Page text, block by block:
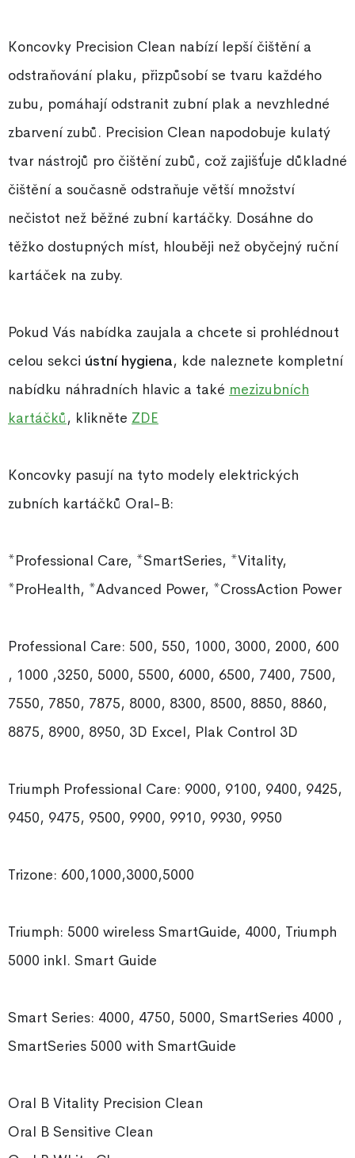
Koncovky Precision Clean nabízí lepší čištění a
odstraňování plaku, přizpůsobí se tvaru každého
zubu, pomáhají odstranit zubní plak a nevzhledné
zbarvení zubů. Precision Clean napodobuje kulatý
tvar nástrojů pro čištění zubů, což zajišťuje důkladné
čištění a současně odstraňuje větší množství
nečistot než běžné zubní kartáčky. Dosáhne do
těžko dostupných míst, hlouběji než obyčejný ruční
kartáček na zuby.
Pokud Vás nabídka zaujala a chcete si prohlédnout
celou sekci ústní hygiena, kde naleznete kompletní
nabídku náhradních hlavic a také mezizubních
kartáčků, klikněte ZDE
Koncovky pasují na tyto modely elektrických
zubních kartáčků Oral-B:
*Professional Care, *SmartSeries, *Vitality,
*ProHealth, *Advanced Power, *CrossAction Power
Professional Care: 500, 550, 1000, 3000, 2000, 600
, 1000 ,3250, 5000, 5500, 6000, 6500, 7400, 7500,
7550, 7850, 7875, 8000, 8300, 8500, 8850, 8860,
8875, 8900, 8950, 3D Excel, Plak Control 3D
Triumph Professional Care: 9000, 9100, 9400, 9425,
9450, 9475, 9500, 9900, 9910, 9930, 9950
Trizone: 600,1000,3000,5000
Triumph: 5000 wireless SmartGuide, 4000, Triumph
5000 inkl. Smart Guide
Smart Series: 4000, 4750, 5000, SmartSeries 4000 ,
SmartSeries 5000 with SmartGuide
Oral B Vitality Precision Clean
Oral B Sensitive Clean